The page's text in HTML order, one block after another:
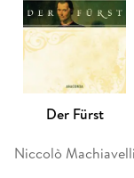
Der Roman
Schlüsselwerk
'Erfahrungen
'Es kommt nicht
Kopf hat,
Der Fürst
Niccolò Machiavelli